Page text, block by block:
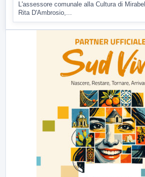
L'assessore comunale alla Cultura di
Rita D'Ambrosio,...